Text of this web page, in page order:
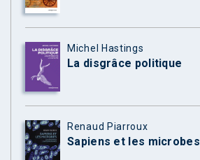
Michel Hastings
La disgrâce politique
Renaud Piarroux
Sapiens et les microbes